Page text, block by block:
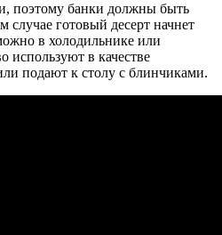
поэтому банки должны быть
случае готовый десерт начнет
в холодильнике или
используют в качестве
подают к столу с блинчиками.